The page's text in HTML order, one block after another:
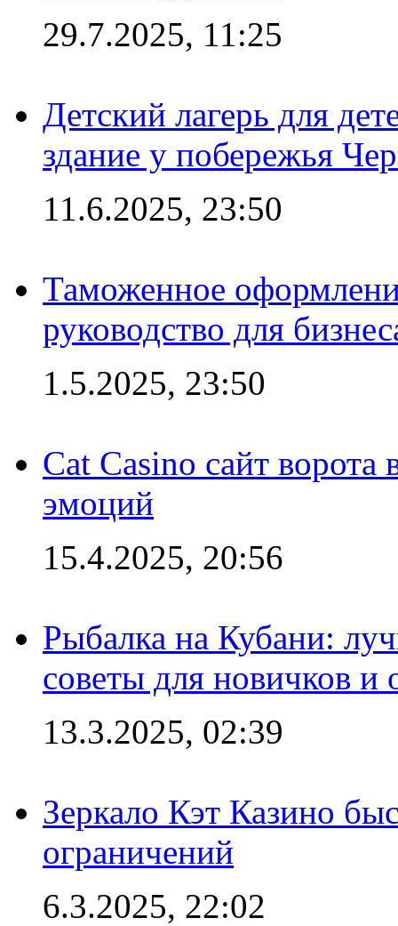
29.7.2025, 11:25
Детский лагерь для
здание у побережья
11.6.2025, 23:50
Таможенное
руководство для
1.5.2025, 23:50
Cat Casino сайт
эмоций
15.4.2025, 20:56
Рыбалка на Кубани:
советы для новичков
13.3.2025, 02:39
Зеркало Кэт Казино
ограничений
6.3.2025, 22:02